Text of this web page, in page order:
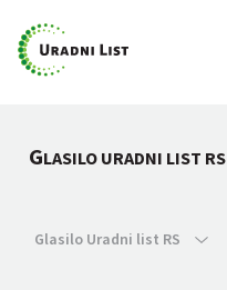
GLASILO URADNI LIST RS
Glasilo Uradni list RS